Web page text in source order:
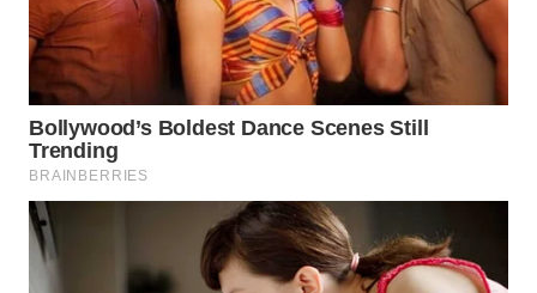
DEPOK
WN
TAPANULI
UTARA
SAMOSIR